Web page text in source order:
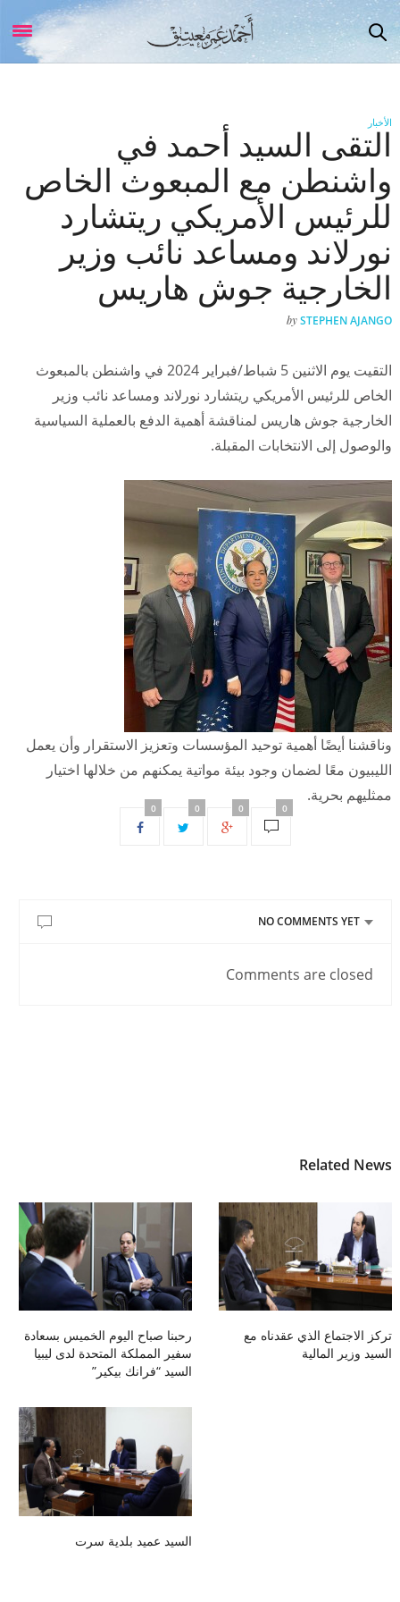
الأخبار
التقى السيد أحمد في
واشنطن مع المبعوث الخاص
للرئيس الأمريكي ريتشارد
نورلاند ومساعد نائب وزير
الخارجية جوش هاريس
bySTEPHEN AJANGO
التقيت يوم الاثنين 5 شباط/فبراير 2024 في واشنطن بالمبعوث
الخاص للرئيس الأمريكي ريتشارد نورلاند ومساعد نائب وزير
الخارجية جوش هاريس لمناقشة أهمية الدفع بالعملية السياسية
والوصول إلى الانتخابات المقبلة.
وناقشنا أيضًا أهمية توحيد المؤسسات وتعزيز الاستقرار وأن يعمل
الليبيون معًا لضمان وجود بيئة مواتية يمكنهم من خلالها اختيار
ممثليهم بحرية.
0 0 0 0
NO COMMENTS YET
Comments are closed
Related News
رحبنا صباح اليوم الخميس بسعادة
سفير المملكة المتحدة لدى ليبيا
السيد “فرانك بيكير”
تركز الاجتماع الذي عقدناه مع
السيد وزير المالية
السيد عميد بلدية سرت